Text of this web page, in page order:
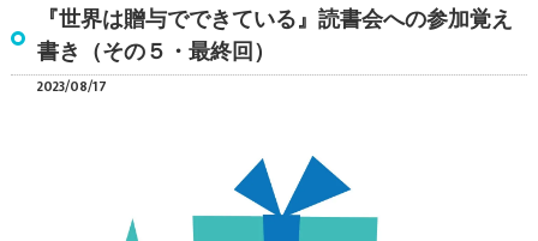
『世界は贈与でできている』読書会への参加覚え
書き（その５・最終回）
2023/08/17